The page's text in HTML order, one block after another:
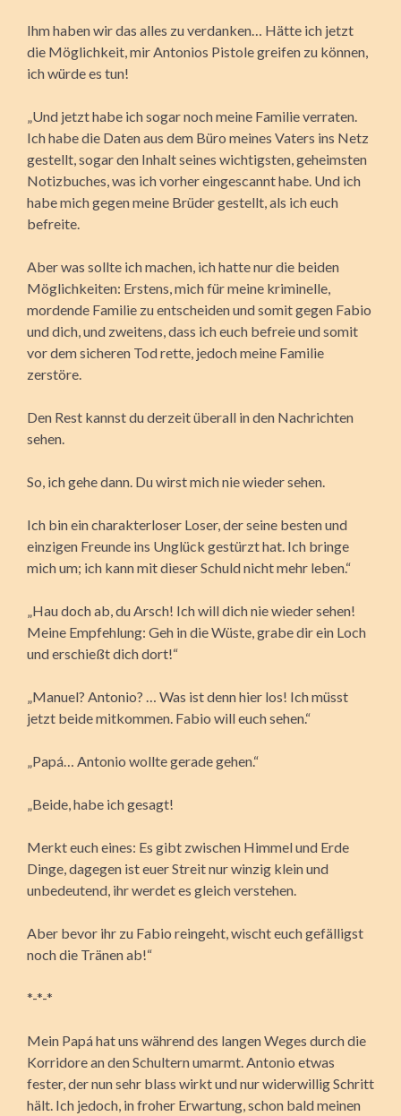
Ihm haben wir das alles zu verdanken… Hätte ich jetzt
die Möglichkeit, mir Antonios Pistole greifen zu können,
ich würde es tun!
„Und jetzt habe ich sogar noch meine Familie verraten.
Ich habe die Daten aus dem Büro meines Vaters ins Netz
gestellt, sogar den Inhalt seines wichtigsten, geheimsten
Notizbuches, was ich vorher eingescannt habe. Und ich
habe mich gegen meine Brüder gestellt, als ich euch
befreite.
Aber was sollte ich machen, ich hatte nur die beiden
Möglichkeiten: Erstens, mich für meine kriminelle,
mordende Familie zu entscheiden und somit gegen Fabio
und dich, und zweitens, dass ich euch befreie und somit
vor dem sicheren Tod rette, jedoch meine Familie
zerstöre.
Den Rest kannst du derzeit überall in den Nachrichten
sehen.
So, ich gehe dann. Du wirst mich nie wieder sehen.
Ich bin ein charakterloser Loser, der seine besten und
einzigen Freunde ins Unglück gestürzt hat. Ich bringe
mich um; ich kann mit dieser Schuld nicht mehr leben.“
„Hau doch ab, du Arsch! Ich will dich nie wieder sehen!
Meine Empfehlung: Geh in die Wüste, grabe dir ein Loch
und erschießt dich dort!“
„Manuel? Antonio? … Was ist denn hier los! Ich müsst
jetzt beide mitkommen. Fabio will euch sehen.“
„Papá… Antonio wollte gerade gehen.“
„Beide, habe ich gesagt!
Merkt euch eines: Es gibt zwischen Himmel und Erde
Dinge, dagegen ist euer Streit nur winzig klein und
unbedeutend, ihr werdet es gleich verstehen.
Aber bevor ihr zu Fabio reingeht, wischt euch gefälligst
noch die Tränen ab!“
*-*-*
Mein Papá hat uns während des langen Weges durch die
Korridore an den Schultern umarmt. Antonio etwas
fester, der nun sehr blass wirkt und nur widerwillig Schritt
hält. Ich jedoch, in froher Erwartung, schon bald meinen